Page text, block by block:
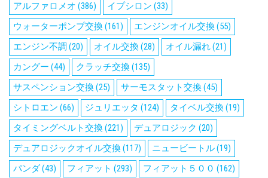
アルファロメオ (386) イプシロン (33)
ウォーターポンプ交換(161) エンジンオイル交換(55)
エンジン不調 (20) オイル交換(28) オイル漏れ(21)
カングー (44) クラッチ交換(135)
サスペンション交換(25) サーモスタット交換(45)
シトロエン (66) ジュリエッタ (124) タイベル交換(19)
タイミングベルト交換(221) デュアロジック (20)
デュアロジックオイル交換(117) ニュービートル(19)
パンダ(43) フィアット (293) フィアット５００ (162)